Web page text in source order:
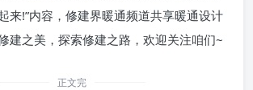
来!”内容，修建界暖通频道共享暖通设计
建之美，探索修建之路，欢迎关注咱们~
正文完